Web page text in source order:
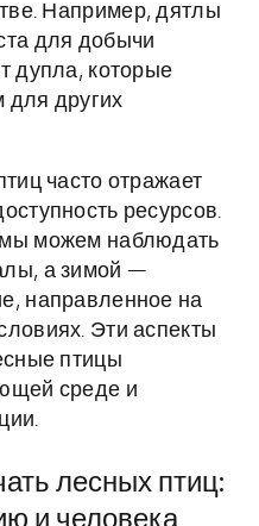
Например, дятлы
для добычи
дупла, которые
для других
часто отражает
ресурсов.
можем наблюдать
а зимой —
направленное на
Эти аспекты
птицы
среде и
лесных птиц:
и человека